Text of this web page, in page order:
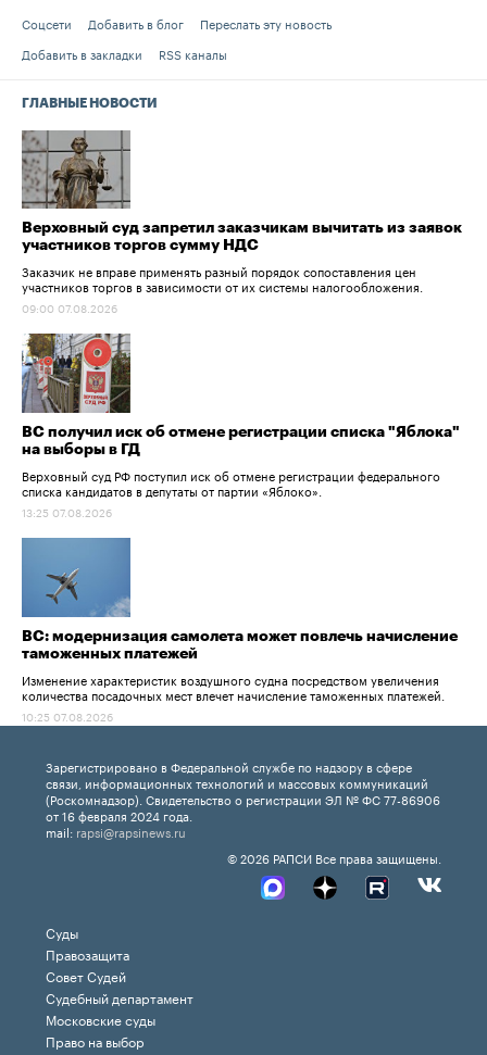
Соцсети Добавить в блог
Переслать эту новость
Добавить в закладки
RSS каналы
ГЛАВНЫЕ НОВОСТИ
Верховный суд запретил заказчикам вычитать из заявок
участников торгов сумму НДС
Заказчик не вправе применять разный порядок сопоставления цен
участников торгов в зависимости от их системы налогообложения.
09:00 07.08.2026
ВС получил иск об отмене регистрации списка "Яблока"
на выборы в ГД
Верховный суд РФ поступил иск об отмене регистрации федерального
списка кандидатов в депутаты от партии «Яблоко».
13:25 07.08.2026
ВС: модернизация самолета может повлечь начисление
таможенных платежей
Изменение характеристик воздушного судна посредством увеличения
количества посадочных мест влечет начисление таможенных платежей.
10:25 07.08.2026
Зарегистрировано в Федеральной службе по надзору в сфере
связи, информационных технологий и массовых коммуникаций
(Роскомнадзор). Свидетельство о регистрации ЭЛ № ФС 77-86906
от 16 февраля 2024 года.
mail: rapsi@rapsinews.ru
© 2026 РАПСИ Все права защищены.
Суды
Правозащита
Совет Судей
Судебный департамент
Московские суды
Право на выбор